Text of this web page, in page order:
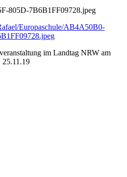
805D-7B6B1FF09728.jpeg
Europaschule/AB4A50B0-
im Landtag NRW am
25.11.19